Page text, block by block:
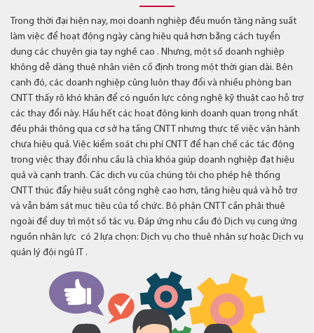
Trong thời đại hiện nay, mọi doanh nghiệp đều muốn tăng năng suất
làm việc để hoạt động ngày càng hiệu quả hơn bằng cách tuyển
dụng các chuyên gia tay nghề cao . Nhưng, một số doanh nghiệp
không dễ dàng thuê nhân viên cố định trong một thời gian dài. Bên
cạnh đó, các doanh nghiệp cũng luôn thay đổi và nhiều phòng ban
CNTT thấy rõ khó khăn để có nguồn lực công nghệ kỹ thuật cao hỗ trợ
các thay đổi này. Hầu hết các hoạt động kinh doanh quan trọng nhất
đều phải thông qua cơ sở hạ tầng CNTT nhưng thực tế việc vận hành
chưa hiệu quả. Việc kiểm soát chi phí CNTT để hạn chế các tác động
trong việc thay đổi nhu cầu là chìa khóa giúp doanh nghiệp đạt hiệu
quả và cạnh tranh. Các dịch vụ của chúng tôi cho phép hệ thống
CNTT thúc đẩy hiệu suất công nghệ cao hơn, tăng hiệu quả và hỗ trợ
và vẫn bám sát mục tiêu của tổ chức. Bộ phận CNTT cần phải thuê
ngoài để duy trì một số tác vụ. Đáp ứng nhu cầu đó Dịch vụ cung ứng
nguồn nhân lực có 2 lựa chọn: Dịch vụ cho thuê nhân sự hoặc Dịch vụ
quản lý đội ngũ IT .